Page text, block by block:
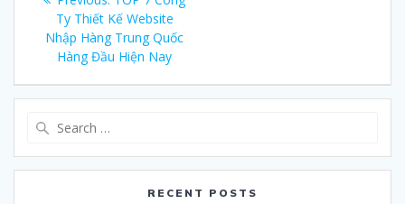
navigation
post:
Ty Thiết Kế Website
Nhập Hàng Trung Quốc
Hàng Đầu Hiện Nay
RECENT POSTS